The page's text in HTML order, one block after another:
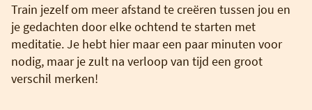
Train jezelf om meer afstand te creëren tussen jou en
je gedachten door elke ochtend te starten met
meditatie. Je hebt hier maar een paar minuten voor
nodig, maar je zult na verloop van tijd een groot
verschil merken!